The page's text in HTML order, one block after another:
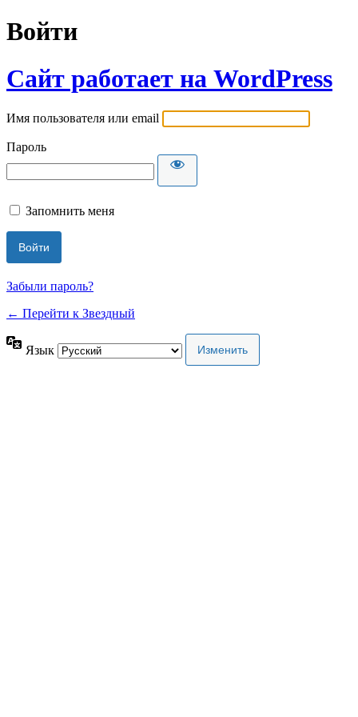
Войти
Сайт работает на WordPress
Имя пользователя или email
Пароль
Запомнить меня
Забыли пароль?
← Перейти к Звездный
Язык